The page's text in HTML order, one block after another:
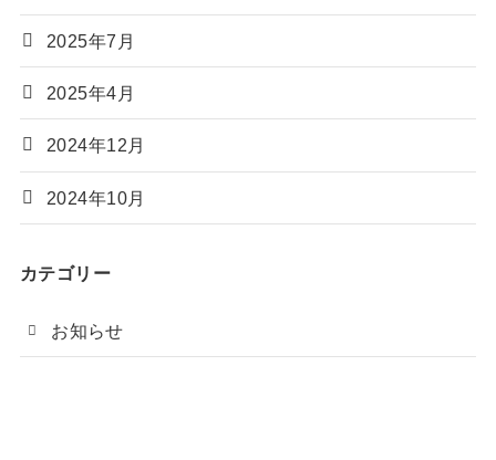
2025年7月
2025年4月
2024年12月
2024年10月
カテゴリー
お知らせ